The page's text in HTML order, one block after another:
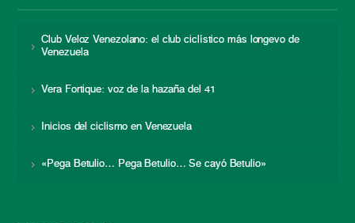
Club Veloz Venezolano: el club ciclístico más longevo de
Venezuela
Vera Fortique: voz de la hazaña del 41
Inicios del ciclismo en Venezuela
«Pega Betulio… Pega Betulio… Se cayó Betulio»